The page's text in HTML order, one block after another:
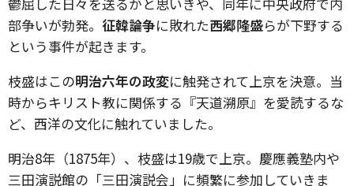
部争いが勃発。 征韓論争に敗れた西郷隆盛らが下野する
という事件が起きます。
枝盛はこの明治六年の政変に触発されて上京を決意。当
時からキリスト教に関係する『天道溯原』を愛読するな
ど、西洋の文化に触れていました。
明治8年（1875年）、枝盛は19歳で上京。慶應義塾内や
三田演説館の「三田演説会」に頻繁に参加していきま